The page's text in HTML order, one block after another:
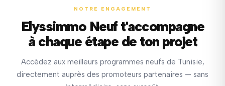
NOTRE ENGAGEMENT
Elyssimmo Neuf t'accompagne
à chaque étape de ton projet
Accédez aux meilleurs programmes neufs de Tunisie,
directement auprès des promoteurs partenaires — sans